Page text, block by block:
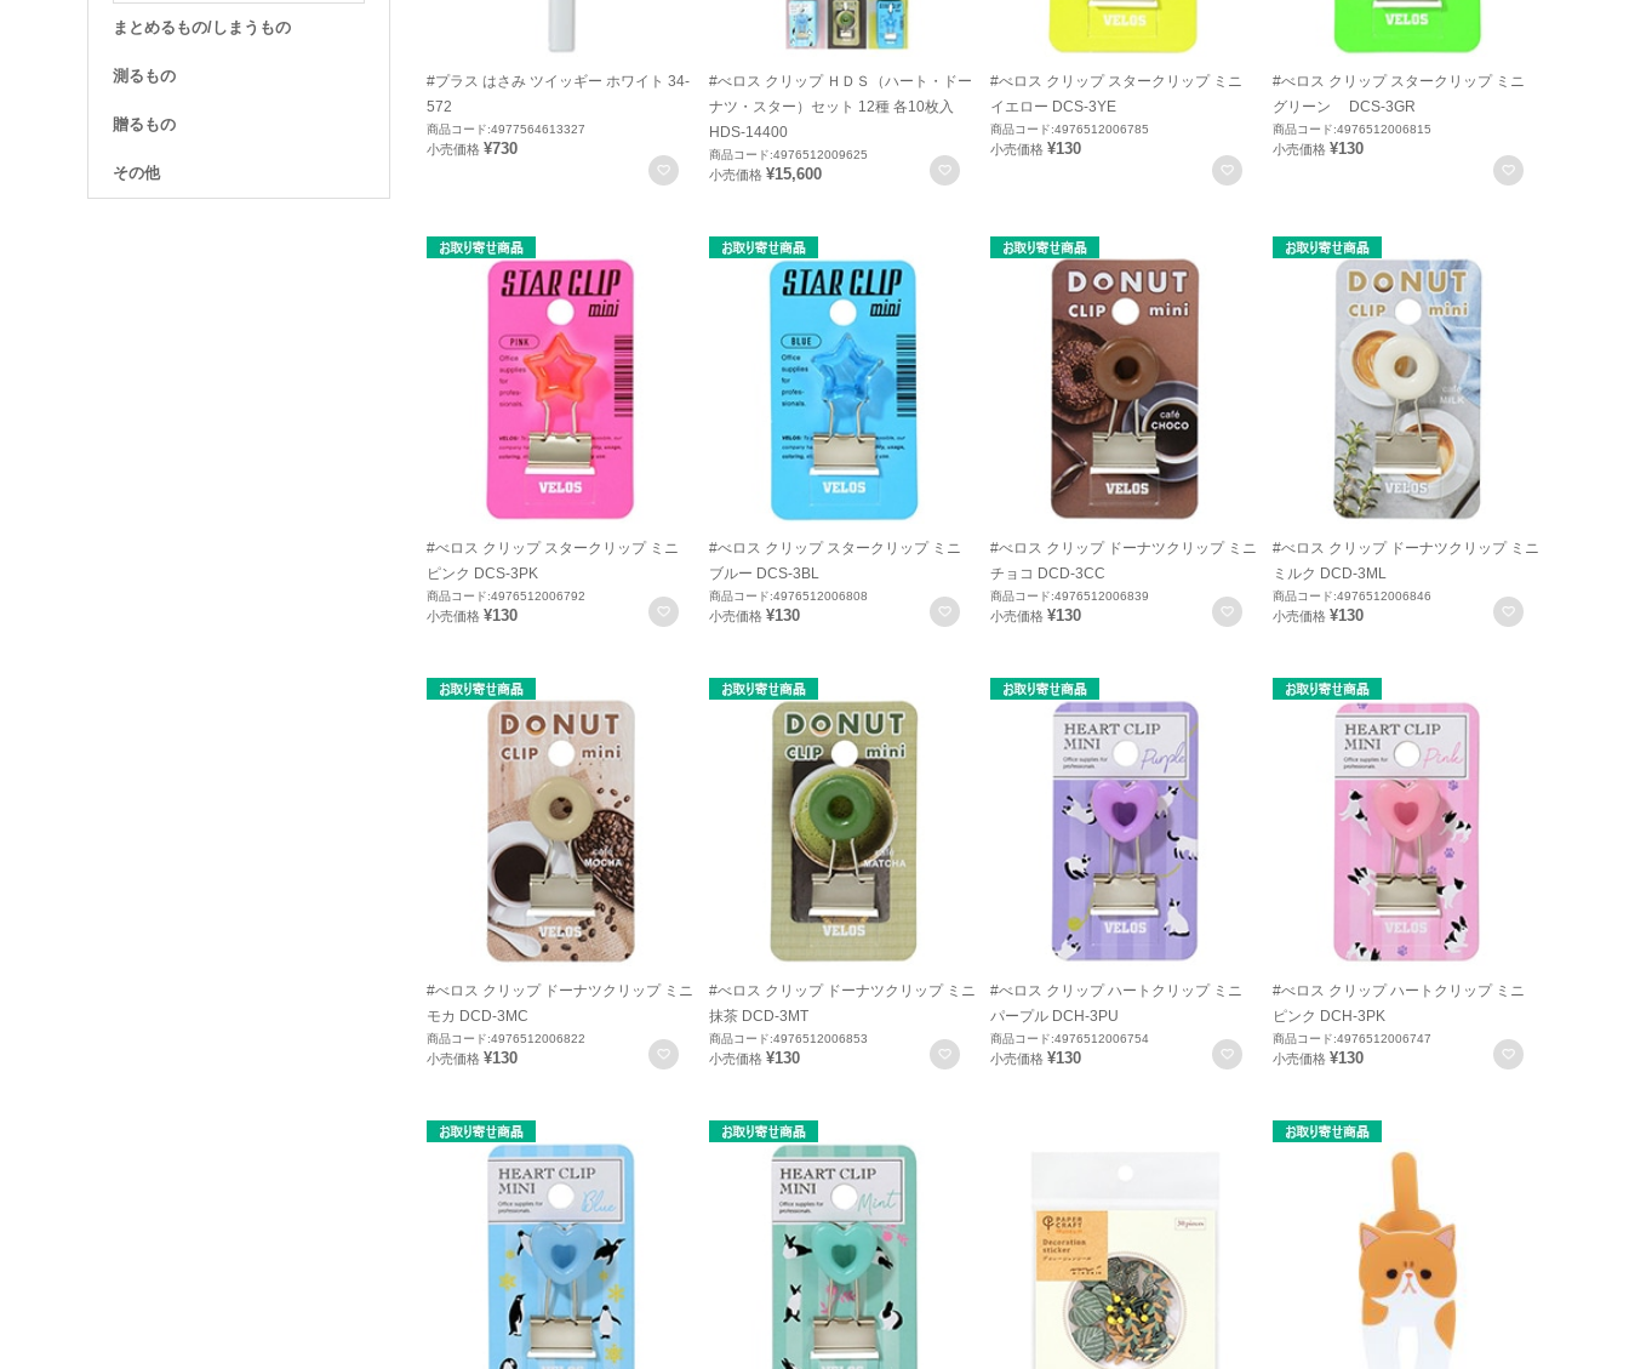
#プラス はさみ ツイッギー ホワイト 34-
572
商品コード:4977564613327
小売価格 ¥730
お気に入りに登録
#べロス クリップ ＨＤＳ（ハート・ドー
ナツ・スター）セット 12種 各10枚入
HDS-14400
商品コード:4976512009625
小売価格 ¥15,600
#べロス クリップ スタークリップ ミニ
イエロー DCS-3YE
商品コード:4976512006785
小売価格 ¥130
お気に入りに登録
#べロス クリップ スタークリップ ミニ
グリーン DCS-3GR
商品コード:4976512006815
小売価格 ¥130
#べロス クリップ スタークリップ ミニ
ピンク DCS-3PK
商品コード:4976512006792
小売価格 ¥130 お気に入りに登録
#べロス クリップ スタークリップ ミニ
ブルー DCS-3BL
商品コード:4976512006808
小売価格 ¥130 お気に入りに登録
#べロス クリップ ドーナツクリップ ミニ
チョコ DCD-3CC
商品コード:4976512006839
小売価格 ¥130 お気に入りに登録
#べロス クリップ ドーナツクリップ ミニ
ミルク DCD-3ML
商品コード:4976512006846
小売価格 ¥130
#べロス クリップ ドーナツクリップ ミニ
モカ DCD-3MC
商品コード:4976512006822
小売価格 ¥130 お気に入りに登録
#べロス クリップ ドーナツクリップ ミニ
抹茶 DCD-3MT
商品コード:4976512006853
小売価格 ¥130 お気に入りに登録
#べロス クリップ ハートクリップ ミニ
パープル DCH-3PU
商品コード:4976512006754
小売価格 ¥130 お気に入りに登録
#べロス クリップ ハートクリップ ミニ
ピンク DCH-3PK
商品コード:4976512006747
小売価格 ¥130
まとめるもの/しまうもの
測るもの
贈るもの
その他